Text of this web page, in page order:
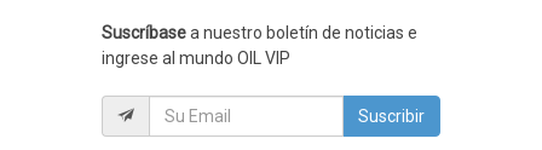
Suscríbasea nuestro boletín de noticias e
ingrese al mundo OIL VIP
Suscribir